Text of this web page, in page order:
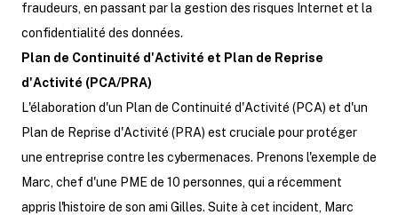
fraudeurs, en passant par la gestion des risques Internet et la
confidentialité des données.
Plan de Continuité d'Activité et Plan de Reprise
d'Activité (PCA/PRA)
L'élaboration d'un Plan de Continuité d'Activité (PCA) et d'un
Plan de Reprise d'Activité (PRA) est cruciale pour protéger
une entreprise contre les cybermenaces. Prenons l'exemple de
Marc, chef d'une PME de 10 personnes, qui a récemment
appris l'histoire de son ami Gilles. Suite à cet incident, Marc